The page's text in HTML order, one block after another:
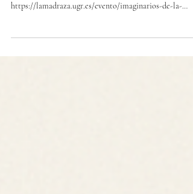
inteligencia-artificial-feminismos-y-ciencia-ficcion/